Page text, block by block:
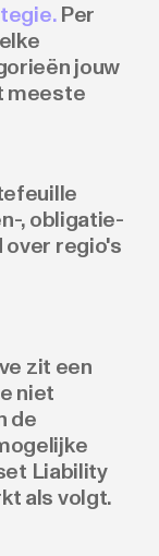
Per
jouw
meeste
, obligatie-
regio's
zit een
niet
de
Liability
als volgt.